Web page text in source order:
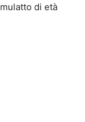
mulatto di età